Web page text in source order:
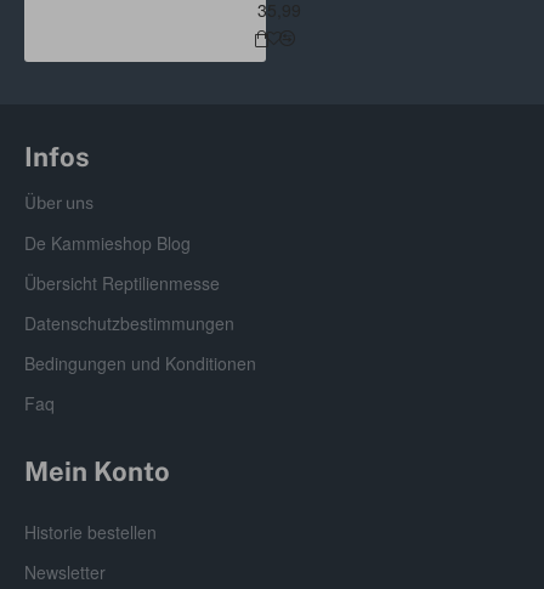
Pangea Fruit Mix Gecko Treat™ ist für die Fütterung im
Zutaten:
getrocknetes Milcheiweiß (Micellar Casein),
Dicalciumphosphat, Calciumcarbonat, Kaliumsorbat
Maltodextrin, natürliches Bananenaroma,
Magnesiumoxid, Vitamin E, getrockneter Kelp,
Eisenpyrophosphat, Mangancitrat, Niacin-Ergänzung,
Spirulina, Thiaminmononitrat, Riboflavin-Ergänzung,
Calciumpantothenat, Vitamin B12-Ergänzung, Mineralöl,
Sonnenblumenlecithin, Folsäure.
Garantierte Analyse:
35,99
Infos
Über uns
De Kammieshop Blog
Übersicht Reptilienmesse
Datenschutzbestimmungen
Bedingungen und Konditionen
Faq
Mein Konto
Historie bestellen
Newsletter